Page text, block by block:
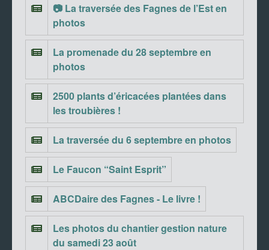
📷 La traversée des Fagnes de l’Est en
photos
La promenade du 28 septembre en
photos
2500 plants d’éricacées plantées dans
les troubières !
La traversée du 6 septembre en photos
Le Faucon “Saint Esprit”
ABCDaire des Fagnes - Le livre !
Les photos du chantier gestion nature
du samedi 23 août